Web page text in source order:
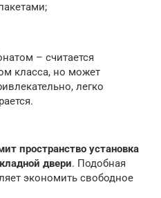
– считается
класса, но может
легко
пространство установка
двери. Подобная
экономить свободное